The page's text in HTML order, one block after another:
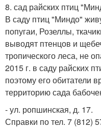
8. сад райских птиц
В саду птиц "Миндо"
попугаи, Розеллы,
выводят птенцов и
тропического леса, не
2015 г. в саду райских
поэтому его обитатели
территорию сада
- ул. ропшинская, д. 17.
Справки по тел. 7 (812)